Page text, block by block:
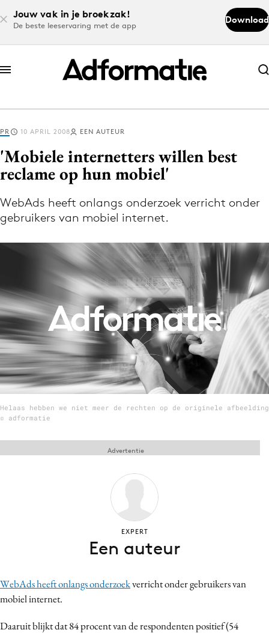
Jouw vak in je broekzak!
De beste leeservaring met de app
Download
Abonneer nu
Abonneer nu
Log in
Volg het laatste nieuws via de Adformatie
Nieuws app
Menu
Home
9 sept: GenAI-training
12 nov: MarketingLive!
Adverteren
Events
Carriere
Contentmarketing
Craft
PR 10 APRIL 2008 EEN AUTEUR
'Mobiele internetters willen best
reclame op hun mobiel'
WebAds heeft onlangs onderzoek verricht onder
gebruikers van mobiel internet.
Helaas hebben we niet meer de rechten op de originele afbeelding
© adformatie
WebAds heeft onlangs onderzoekverricht onder gebruikers van
mobiel internet.
Daaruit blijkt dat 84 procent van de respondenten positief (54
Advertentie
EXPERT
Een auteur